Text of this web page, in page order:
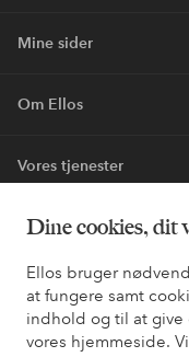
Dine cookies, dit
Ellos bruger
at fungere samt
indhold og til at give
vores hjemmeside.
Mine sider
Om Ellos
Vores tjenester
Vilkår
Venner